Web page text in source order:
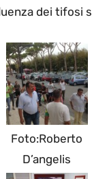
dei tifosi
Foto:Roberto
D’angelis